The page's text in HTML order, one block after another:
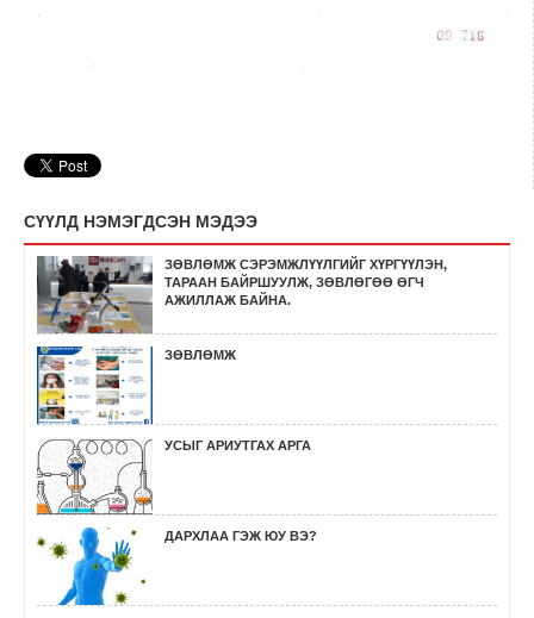
СҮҮЛД НЭМЭГДСЭН МЭДЭЭ
ЗӨВЛӨМЖ СЭРЭМЖЛҮҮЛГИЙГ ХҮРГҮҮЛЭН,
ТАРААН БАЙРШУУЛЖ, ЗӨВЛӨГӨӨ ӨГЧ
АЖИЛЛАЖ БАЙНА.
ЗӨВЛӨМЖ
УСЫГ АРИУТГАХ АРГА
ДАРХЛАА ГЭЖ ЮУ ВЭ?